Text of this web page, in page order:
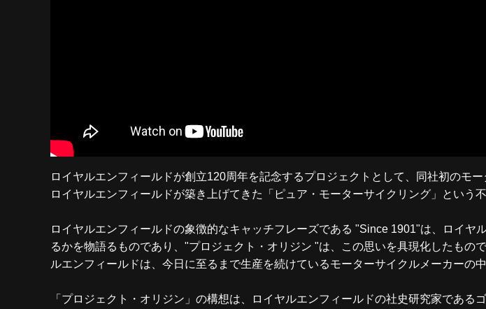
ロイヤルエンフィールドが創立120周年を記念するプロジェクトとして、同社初のモ
ロイヤルエンフィールドが築き上げてきた「ピュア・モーターサイクリング」という
ロイヤルエンフィールドの象徴的なキャッチフレーズである "Since 1901"は、ロイ
るかを物語るものであり、"プロジェクト・オリジン "は、この思いを具現化したも
ルエンフィールドは、今日に至るまで生産を続けているモーターサイクルメーカーの
「プロジェクト・オリジン」の構想は、ロイヤルエンフィールドの社史研究家であ